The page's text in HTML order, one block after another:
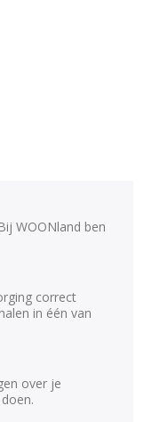
WOONland ben
correct
in één van
over je